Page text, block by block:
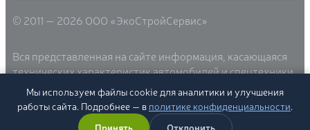
© 2011 — 2026 ООО «ЭкоСтройСервис»
Вся представленная на сайте информация, касающаяся
технических характеристик автомобилей и спецтехники,
стоимости услуг, носит информационный характер и ни
при каких условиях не является публичной офертой,
определяемой положениями Статьи 437(2)
Мы используем файлы cookie для аналитики и улучшения
работы сайта. Подробнее — в политике конфиденциальности.
Принять
Отклонить